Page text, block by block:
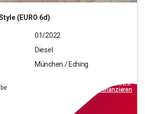
(EURO 6d)
01/2022
Diesel
München / Eching
inkl.MwSt.
finanzieren